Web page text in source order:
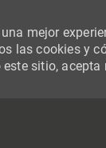
mejor
las cookies y
sitio, acepta